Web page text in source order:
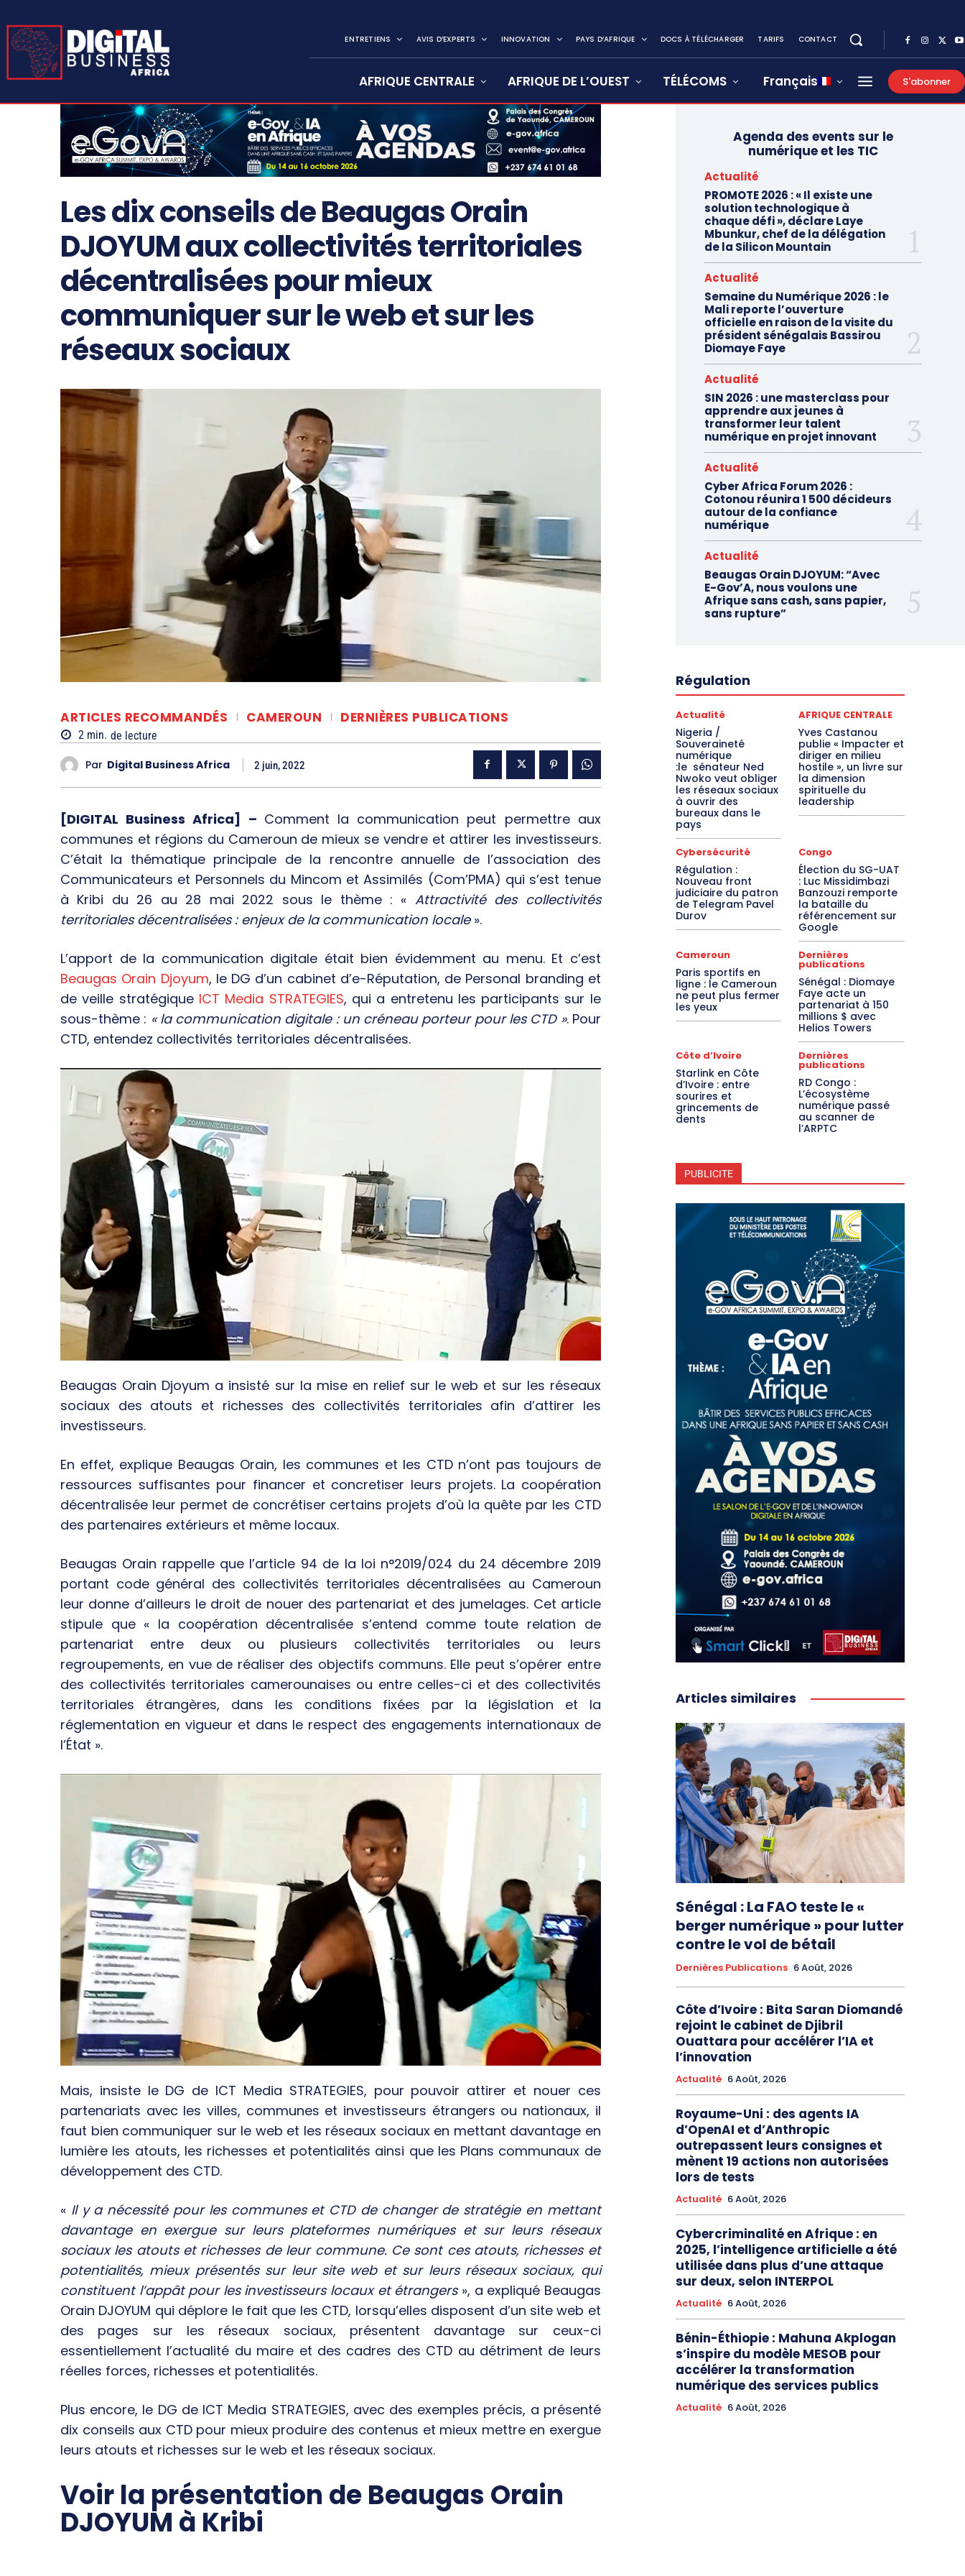
ENTRETIENS AVIS D’EXPERTS INNOVATION PAYS D’AFRIQUE DOCS À TÉLÉCHARGER TARIFS CONTACT
AFRIQUE CENTRALE AFRIQUE DE L’OUEST TÉLÉCOMS Français S'abonner
Les dix conseils de Beaugas Orain
DJOYUM aux collectivités territoriales
décentralisées pour mieux
communiquer sur le web et sur les
réseaux sociaux
ARTICLES RECOMMANDÉS CAMEROUN DERNIÈRES PUBLICATIONS
2 min. de lecture
Par Digital Business Africa 2 juin, 2022
[DIGITAL Business Africa] – Comment la communication peut permettre aux
communes et régions du Cameroun de mieux se vendre et attirer les investisseurs.
C’était la thématique principale de la rencontre annuelle de l’association des
Communicateurs et Personnels du Mincom et Assimilés (Com’PMA) qui s’est tenue
à Kribi du 26 au 28 mai 2022 sous le thème : « Attractivité des collectivités
territoriales décentralisées : enjeux de la communication locale ».
L’apport de la communication digitale était bien évidemment au menu. Et c’est
Beaugas Orain Djoyum, le DG d’un cabinet d’e-Réputation, de Personal branding et
de veille stratégique ICT Media STRATEGIES, qui a entretenu les participants sur le
sous-thème : « la communication digitale : un créneau porteur pour les CTD ». Pour
CTD, entendez collectivités territoriales décentralisées.
Beaugas Orain Djoyum a insisté sur la mise en relief sur le web et sur les réseaux
sociaux des atouts et richesses des collectivités territoriales afin d’attirer les
investisseurs.
En effet, explique Beaugas Orain, les communes et les CTD n’ont pas toujours de
ressources suffisantes pour financer et concretiser leurs projets. La coopération
décentralisée leur permet de concrétiser certains projets d’où la quête par les CTD
des partenaires extérieurs et même locaux.
Beaugas Orain rappelle que l’article 94 de la loi n°2019/024 du 24 décembre 2019
portant code général des collectivités territoriales décentralisées au Cameroun
leur donne d’ailleurs le droit de nouer des partenariat et des jumelages. Cet article
stipule que « la coopération décentralisée s’entend comme toute relation de
partenariat entre deux ou plusieurs collectivités territoriales ou leurs
regroupements, en vue de réaliser des objectifs communs. Elle peut s’opérer entre
des collectivités territoriales camerounaises ou entre celles-ci et des collectivités
territoriales étrangères, dans les conditions fixées par Ia législation et la
réglementation en vigueur et dans le respect des engagements internationaux de
l’État ».
Mais, insiste le DG de ICT Media STRATEGIES, pour pouvoir attirer et nouer ces
partenariats avec les villes, communes et investisseurs étrangers ou nationaux, il
faut bien communiquer sur le web et les réseaux sociaux en mettant davantage en
lumière les atouts, les richesses et potentialités ainsi que les Plans communaux de
développement des CTD.
« Il y a nécessité pour les communes et CTD de changer de stratégie en mettant
davantage en exergue sur leurs plateformes numériques et sur leurs réseaux
sociaux les atouts et richesses de leur commune. Ce sont ces atouts, richesses et
potentialités, mieux présentés sur leur site web et sur leurs réseaux sociaux, qui
constituent l’appât pour les investisseurs locaux et étrangers», a expliqué Beaugas
Orain DJOYUM qui déplore le fait que les CTD, lorsqu’elles disposent d’un site web et
des pages sur les réseaux sociaux, présentent davantage sur ceux-ci
essentiellement l’actualité du maire et des cadres des CTD au détriment de leurs
réelles forces, richesses et potentialités.
Plus encore, le DG de ICT Media STRATEGIES, avec des exemples précis, a présenté
dix conseils aux CTD pour mieux produire des contenus et mieux mettre en exergue
leurs atouts et richesses sur le web et les réseaux sociaux.
Voir la présentation de Beaugas Orain
DJOYUM à Kribi
Agenda des events sur le
numérique et les TIC
Actualité
PROMOTE 2026 : « Il existe une
solution technologique à
chaque défi », déclare Laye
Mbunkur, chef de la délégation
de la Silicon Mountain
Actualité
Semaine du Numérique 2026 : le
Mali reporte l’ouverture
officielle en raison de la visite du
président sénégalais Bassirou
Diomaye Faye
Actualité
SIN 2026 : une masterclass pour
apprendre aux jeunes à
transformer leur talent
numérique en projet innovant
Actualité
Cyber Africa Forum 2026 :
Cotonou réunira 1 500 décideurs
autour de la confiance
numérique
Actualité
Beaugas Orain DJOYUM: “Avec
E-Gov’A, nous voulons une
Afrique sans cash, sans papier,
sans rupture”
Régulation
Actualité
Nigeria /
Souveraineté
numérique
:le sénateur Ned
Nwoko veut obliger
les réseaux sociaux
à ouvrir des
bureaux dans le
pays
AFRIQUE CENTRALE
Yves Castanou
publie « Impacter et
diriger en milieu
hostile », un livre sur
la dimension
spirituelle du
leadership
Cybersécurité
Régulation :
Nouveau front
judiciaire du patron
de Telegram Pavel
Durov
Congo
Élection du SG-UAT
: Luc Missidimbazi
Banzouzi remporte
la bataille du
référencement sur
Google
Cameroun
Paris sportifs en
ligne : le Cameroun
ne peut plus fermer
les yeux
Dernières
publications
Sénégal : Diomaye
Faye acte un
partenariat à 150
millions $ avec
Helios Towers
Côte d’Ivoire
Starlink en Côte
d’Ivoire : entre
sourires et
grincements de
dents
Dernières
publications
RD Congo :
L’écosystème
numérique passé
au scanner de
l’ARPTC
PUBLICITE
Articles similaires
Sénégal : La FAO teste le «
berger numérique » pour lutter
contre le vol de bétail
Dernières Publications 6 Août, 2026
Côte d’Ivoire : Bita Saran Diomandé
rejoint le cabinet de Djibril
Ouattara pour accélérer l’IA et
l’innovation
Actualité 6 Août, 2026
Royaume-Uni : des agents IA
d’OpenAI et d’Anthropic
outrepassent leurs consignes et
mènent 19 actions non autorisées
lors de tests
Actualité 6 Août, 2026
Cybercriminalité en Afrique : en
2025, l’intelligence artificielle a été
utilisée dans plus d’une attaque
sur deux, selon INTERPOL
Actualité 6 Août, 2026
Bénin-Éthiopie : Mahuna Akplogan
s’inspire du modèle MESOB pour
accélérer la transformation
numérique des services publics
Actualité 6 Août, 2026